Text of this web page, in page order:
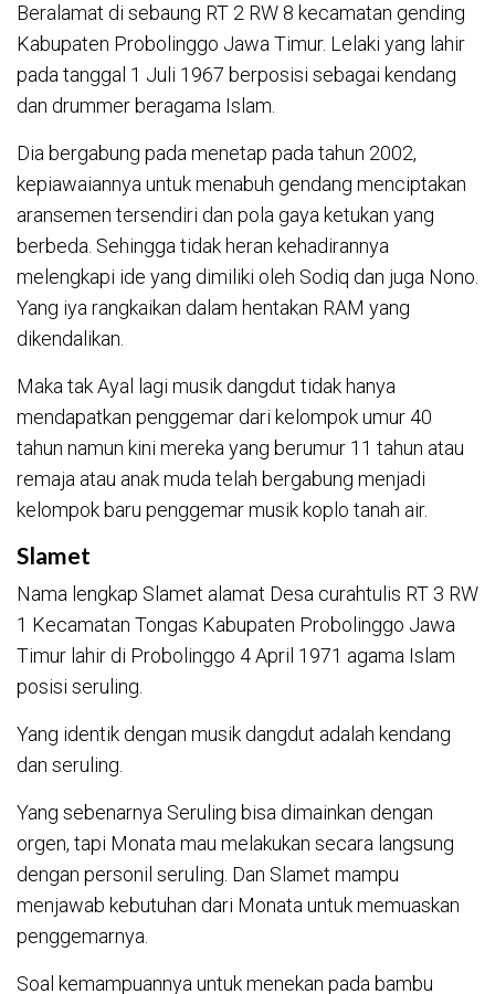
Beralamat di sebaung RT 2 RW 8 kecamatan gending
Kabupaten Probolinggo Jawa Timur. Lelaki yang lahir
pada tanggal 1 Juli 1967 berposisi sebagai kendang
dan drummer beragama Islam.
Dia bergabung pada menetap pada tahun 2002,
kepiawaiannya untuk menabuh gendang menciptakan
aransemen tersendiri dan pola gaya ketukan yang
berbeda. Sehingga tidak heran kehadirannya
melengkapi ide yang dimiliki oleh Sodiq dan juga Nono.
Yang iya rangkaikan dalam hentakan RAM yang
dikendalikan.
Maka tak Ayal lagi musik dangdut tidak hanya
mendapatkan penggemar dari kelompok umur 40
tahun namun kini mereka yang berumur 11 tahun atau
remaja atau anak muda telah bergabung menjadi
kelompok baru penggemar musik koplo tanah air.
Slamet
Nama lengkap Slamet alamat Desa curahtulis RT 3 RW
1 Kecamatan Tongas Kabupaten Probolinggo Jawa
Timur lahir di Probolinggo 4 April 1971 agama Islam
posisi seruling.
Yang identik dengan musik dangdut adalah kendang
dan seruling.
Yang sebenarnya Seruling bisa dimainkan dengan
orgen, tapi Monata mau melakukan secara langsung
dengan personil seruling. Dan Slamet mampu
menjawab kebutuhan dari Monata untuk memuaskan
penggemarnya.
Soal kemampuannya untuk menekan pada bambu